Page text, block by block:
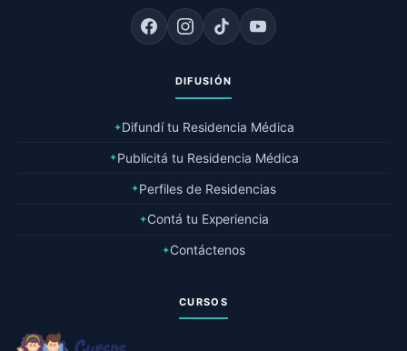
DIFUSIÓN
✦Difundí tu Residencia Médica
✦Publicitá tu Residencia Médica
✦Perfiles de Residencias
✦Contá tu Experiencia
✦Contáctenos
CURSOS